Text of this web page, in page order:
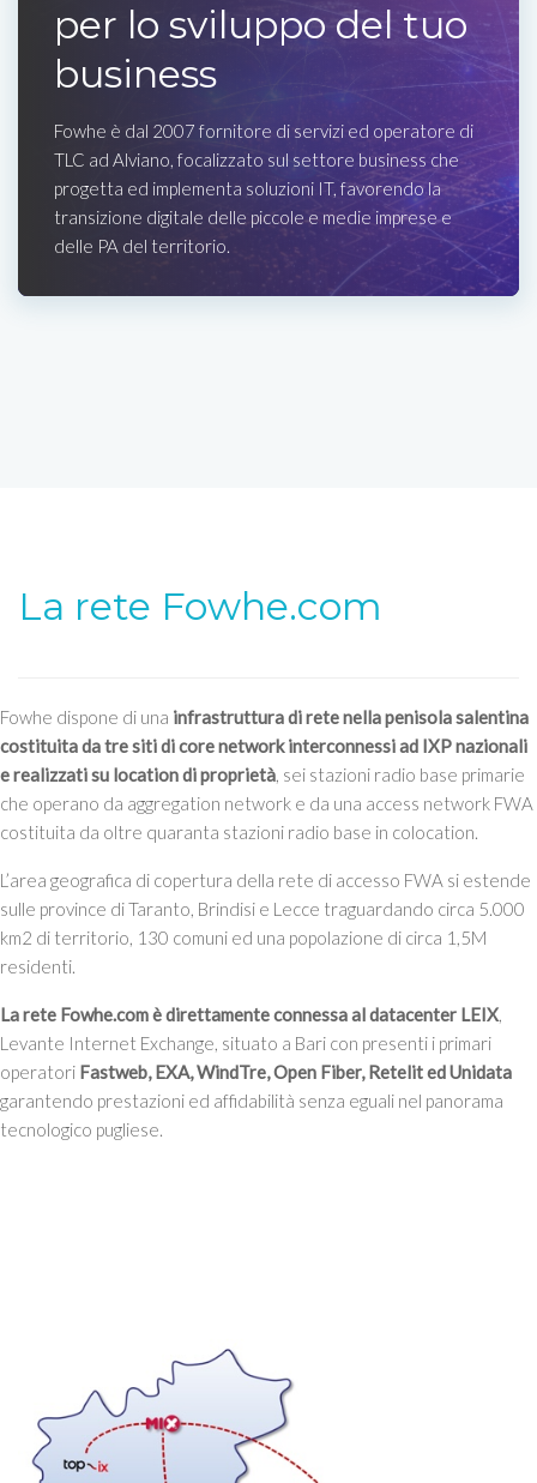
per lo sviluppo del tuo
business
Fowhe è dal 2007 fornitore di servizi ed operatore di
TLC ad Alviano, focalizzato sul settore business che
progetta ed implementa soluzioni IT, favorendo la
transizione digitale delle piccole e medie imprese e
delle PA del territorio.
La rete Fowhe.com
Fowhe dispone di una infrastruttura di rete nella penisola salentina
costituita da tre siti di core network interconnessi ad IXP nazionali
e realizzati su location di proprietà, sei stazioni radio base primarie
che operano da aggregation network e da una access network FWA
costituita da oltre quaranta stazioni radio base in colocation.
L’area geografica di copertura della rete di accesso FWA si estende
sulle province di Taranto, Brindisi e Lecce traguardando circa 5.000
km2 di territorio, 130 comuni ed una popolazione di circa 1,5M
residenti.
La rete Fowhe.com è direttamente connessa al datacenter LEIX,
Levante Internet Exchange, situato a Bari con presenti i primari
operatori Fastweb, EXA, WindTre, Open Fiber, Retelit ed Unidata
garantendo prestazioni ed affidabilità senza eguali nel panorama
tecnologico pugliese.